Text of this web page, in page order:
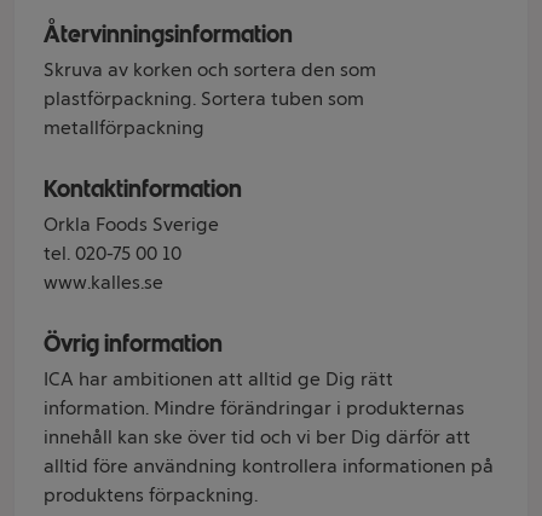
Återvinningsinformation
Skruva av korken och sortera den som
plastförpackning. Sortera tuben som
metallförpackning
Kontaktinformation
Orkla Foods Sverige
tel. 020-75 00 10
www.kalles.se
Övrig information
ICA har ambitionen att alltid ge Dig rätt
information. Mindre förändringar i produkternas
innehåll kan ske över tid och vi ber Dig därför att
alltid före användning kontrollera informationen på
produktens förpackning.